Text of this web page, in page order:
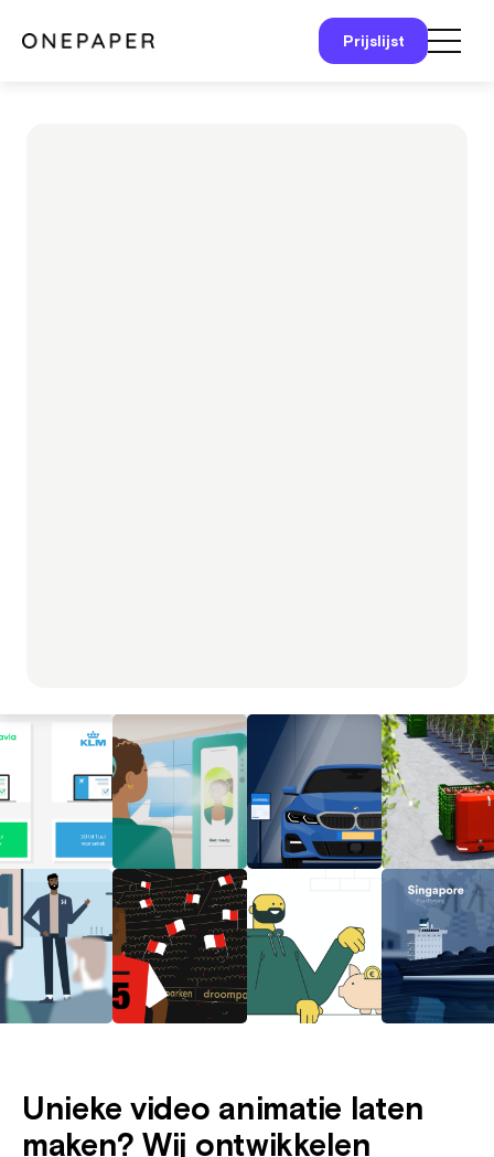
Prijslijst
Unieke video animatie laten
maken? Wij ontwikkelen